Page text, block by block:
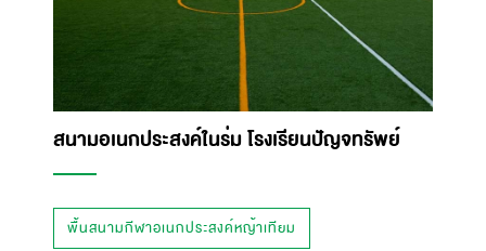
สนามอเนกประสงค์ในร่ม โรงเรียนปัญจทรัพย์
พื้นสนามกีฬาอเนกประสงค์หญ้าเทียม